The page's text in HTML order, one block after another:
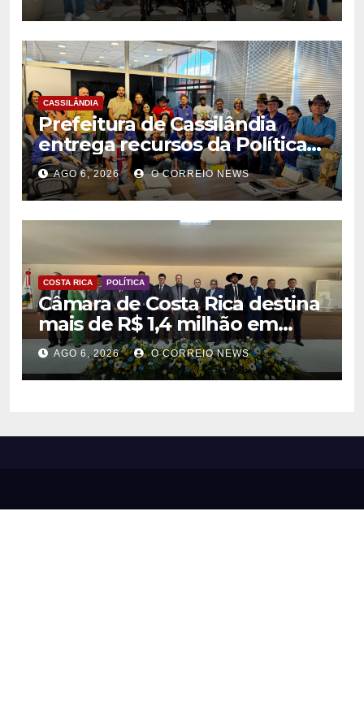
na rede municipal de saúde
CASSILÂNDIA
Prefeitura de Cassilândia
entrega recursos da Política
Nacional Aldir Blanc a
agentes culturais
AGO 6, 2026 O CORREIO NEWS
COSTA RICA POLÍTICA
Câmara de Costa Rica destina
mais de R$ 1,4 milhão em
emendas para investimentos
em diversas áreas
AGO 6, 2026 O CORREIO NEWS